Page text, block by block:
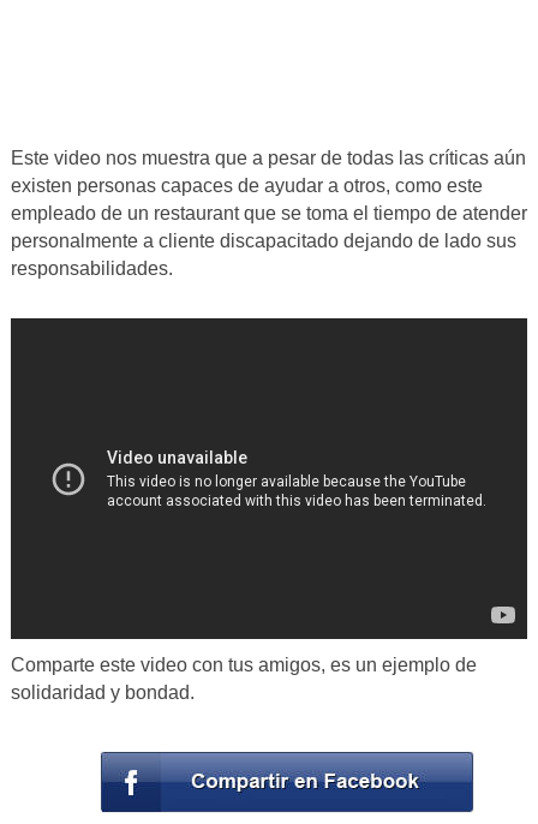
Este video nos muestra que a pesar de todas las críticas aún
existen personas capaces de ayudar a otros, como este
empleado de un restaurant que se toma el tiempo de atender
personalmente a cliente discapacitado dejando de lado sus
responsabilidades.
Comparte este video con tus amigos, es un ejemplo de
solidaridad y bondad.